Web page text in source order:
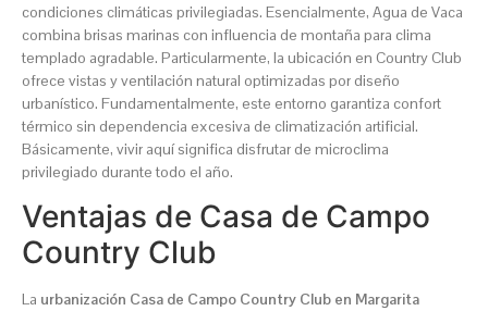
condiciones climáticas privilegiadas. Esencialmente, Agua de Vaca
combina brisas marinas con influencia de montaña para clima
templado agradable. Particularmente, la ubicación en Country Club
ofrece vistas y ventilación natural optimizadas por diseño
urbanístico. Fundamentalmente, este entorno garantiza confort
térmico sin dependencia excesiva de climatización artificial.
Básicamente, vivir aquí significa disfrutar de microclima
privilegiado durante todo el año.
Ventajas de Casa de Campo
Country Club
La urbanización Casa de Campo Country Club en Margarita